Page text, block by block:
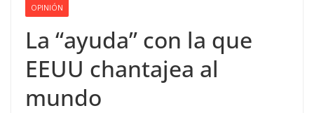
OPINIÓN
La “ayuda” con la que
EEUU chantajea al
mundo